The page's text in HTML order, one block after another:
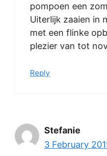
pompoen een
Uiterlijk zaaien in
met een flinke
plezier van tot
Reply
Stefanie
3 February